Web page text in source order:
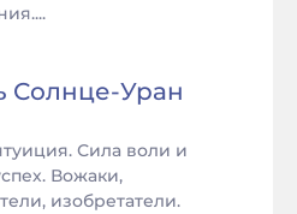
Солнце-Уран
Сила воли и
Вожаки,
изобретатели.